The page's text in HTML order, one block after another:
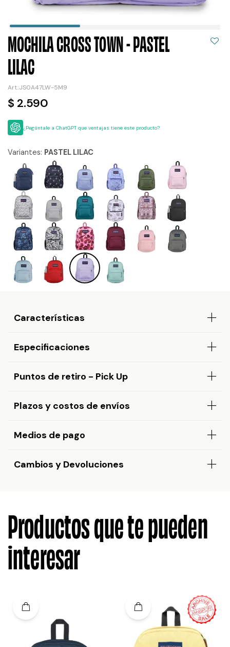
MOCHILA CROSS TOWN - PASTEL
LILAC
JS0A47LW-5M9
$ 2.590
¿Pegúntale a ChatGPT que ventajas tiene este producto?
Variantes: PASTEL LILAC
Características
Especificaciones
Puntos de retiro - Pick Up
Plazos y costos de envíos
Medios de pago
Cambios y Devoluciones
Productos que te pueden
interesar